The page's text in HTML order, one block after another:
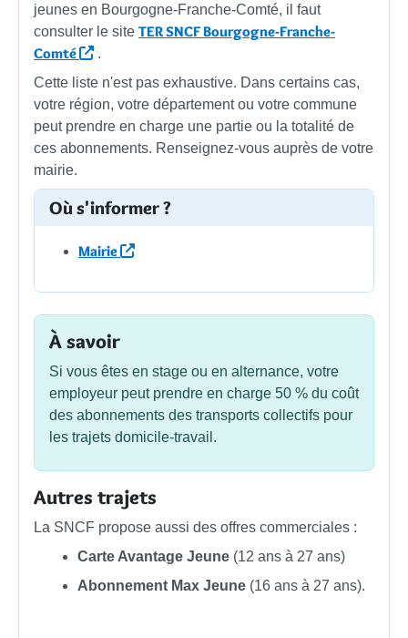
jeunes en Bourgogne-Franche-Comté, il faut
consulter le site TER SNCF Bourgogne-Franche-
Comté
.
Cette liste n'est pas exhaustive. Dans certains cas,
votre région, votre département ou votre commune
peut prendre en charge une partie ou la totalité de
ces abonnements. Renseignez-vous auprès de votre
mairie.
Où s'informer ?
Mairie
À savoir
Si vous êtes en stage ou en alternance, votre
employeur peut prendre en charge 50 % du coût
des abonnements des transports collectifs pour
les trajets domicile-travail.
Autres trajets
La SNCF propose aussi des offres commerciales :
Carte Avantage Jeune (12 ans à 27 ans)
Abonnement Max Jeune (16 ans à 27 ans).